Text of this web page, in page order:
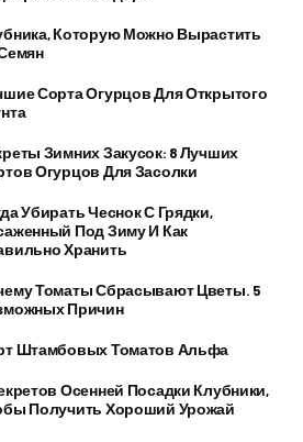
Которую Можно Вырастить
Сорта Огурцов Для Открытого
Зимних Закусок: 8 Лучших
Огурцов Для Засолки
Убирать Чеснок С Грядки,
Под Зиму И Как
Хранить
Томаты Сбрасывают Цветы. 5
Причин
Штамбовых Томатов Альфа
Осенней Посадки Клубники,
Получить Хороший Урожай